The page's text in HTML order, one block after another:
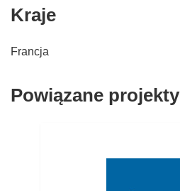
i
Kraje
Francja
Powiązane projekty